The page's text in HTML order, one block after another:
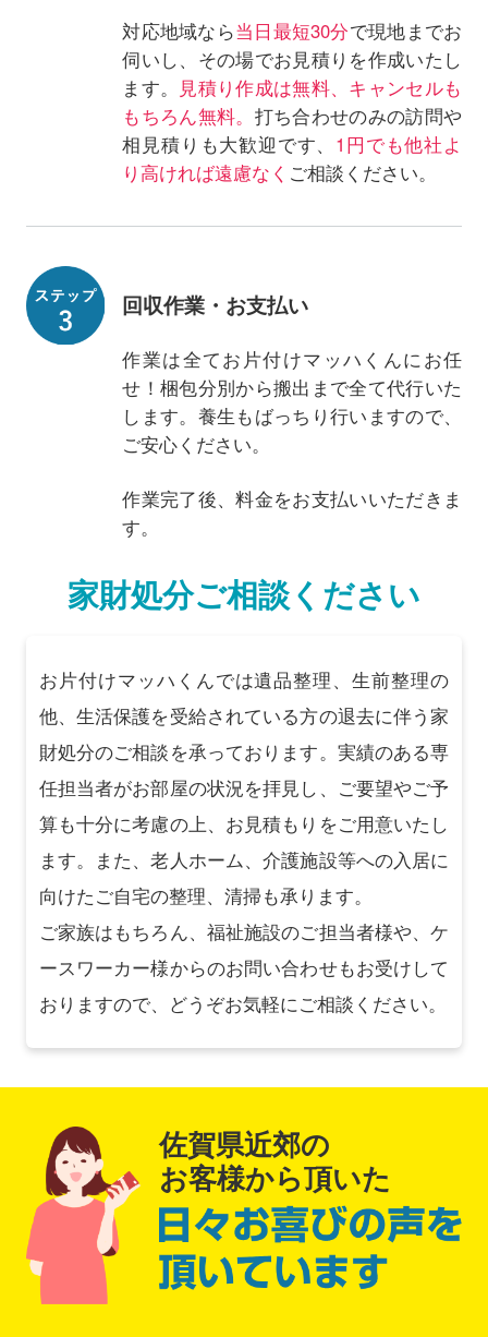
対応地域なら当日最短30分で現地までお
伺いし、その場でお見積りを作成いたし
ます。 見積り作成は無料、キャンセルも
もちろん無料。 打ち合わせのみの訪問や
相見積りも大歓迎です、 1円でも他社よ
り高ければ遠慮なく ご相談ください。
回収作業・お支払い
作業は全てお片付けマッハくんにお任
せ！梱包分別から搬出まで全て代行いた
します。養生もばっちり行いますので、
ご安心ください。
作業完了後、料金をお支払いいただきま
す。
家財処分ご相談ください
お片付けマッハくんでは遺品整理、生前整理の
他、生活保護を受給されている方の退去に伴う家
財処分のご相談を承っております。実績のある専
任担当者がお部屋の状況を拝見し、ご要望やご予
算も十分に考慮の上、お見積もりをご用意いたし
ます。また、老人ホーム、介護施設等への入居に
向けたご自宅の整理、清掃も承ります。
ご家族はもちろん、福祉施設のご担当者様や、ケ
ースワーカー様からのお問い合わせもお受けして
おりますので、どうぞお気軽にご相談ください。
佐賀県近郊の
お客様から頂いた